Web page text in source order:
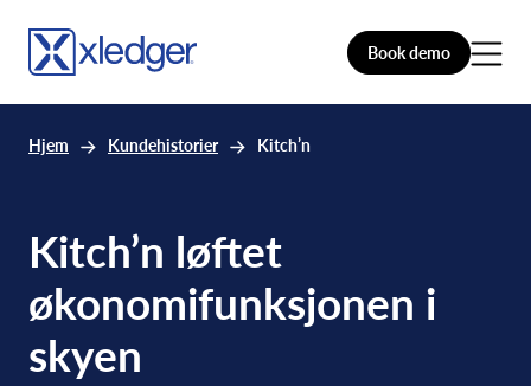
Book demo
Hjem Kundehistorier Kitch’n
Kitch’n løftet
økonomifunksjonen i
skyen